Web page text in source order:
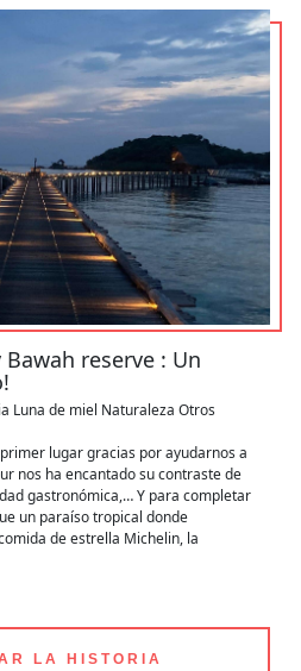
reserve : Un
Luna de miel Naturaleza Otros
lugar gracias por ayudarnos a
nos ha encantado su contraste de
gastronómica,… Y para completar
un paraíso tropical donde
de estrella Michelin, la
LA HISTORIA